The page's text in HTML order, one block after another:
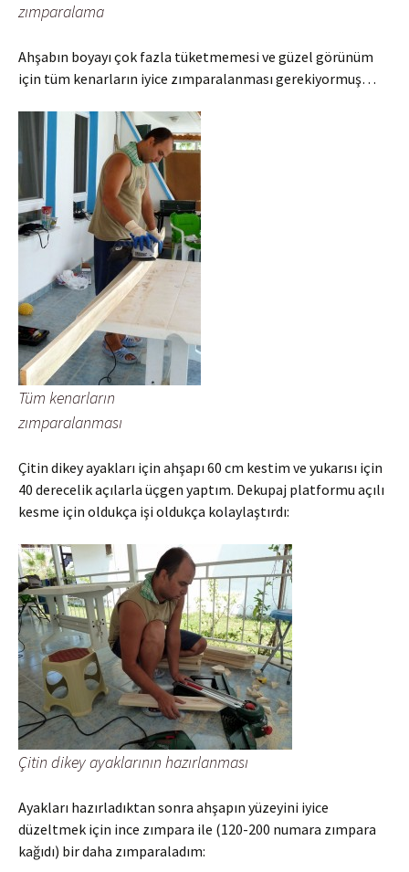
zımparalama
Ahşabın boyayı çok fazla tüketmemesi ve güzel görünüm
için tüm kenarların iyice zımparalanması gerekiyormuş…
Tüm kenarların
zımparalanması
Çitin dikey ayakları için ahşapı 60 cm kestim ve yukarısı için
40 derecelik açılarla üçgen yaptım. Dekupaj platformu açılı
kesme için oldukça işi oldukça kolaylaştırdı:
Çitin dikey ayaklarının hazırlanması
Ayakları hazırladıktan sonra ahşapın yüzeyini iyice
düzeltmek için ince zımpara ile (120-200 numara zımpara
kağıdı) bir daha zımparaladım: